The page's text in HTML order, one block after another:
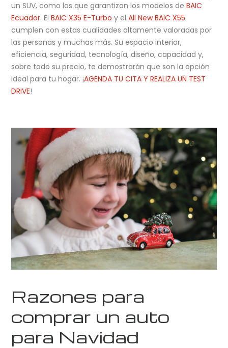
un SUV, como los que garantizan los modelos deBAIC
Ecuador. ElBAIC X35 E-Turbo y elAll New BAIC X55
cumplen con estas cualidades altamente valoradas por
las personas y muchas más. Su espacio interior,
eficiencia, seguridad, tecnología, diseño, capacidad y,
sobre todo su precio, te demostrarán que son la opción
ideal para tu hogar. ¡AGENDA TU CITA Y REALIZA UN TEST
DRIVE!
Razones para
comprar un auto
para Navidad